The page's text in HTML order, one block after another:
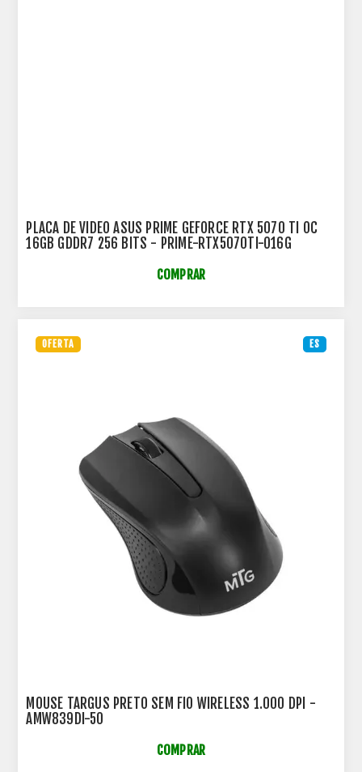
PLACA DE VIDEO ASUS PRIME GEFORCE RTX 5070 TI OC
16GB GDDR7 256 BITS - PRIME-RTX5070TI-O16G
COMPRAR
ES
OFERTA
MOUSE TARGUS PRETO SEM FIO WIRELESS 1.000 DPI -
AMW839DI-50
COMPRAR